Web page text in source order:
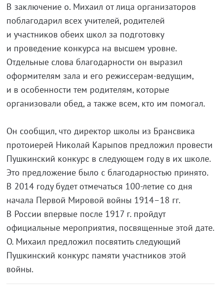
В заключение о. Михаил от лица организаторов
поблагодарил всех учителей, родителей
и участников обеих школ за подготовку
и проведение конкурса на высшем уровне.
Отдельные слова благодарности он выразил
оформителям зала и его режиссерам-ведущим,
и в особенности тем родителям, которые
организовали обед, а также всем, кто им помогал.
Он сообщил, что директор школы из Брансвика
протоиерей Николай Карыпов предложил провести
Пушкинский конкурс в следующем году в их школе.
Это предложение было с благодарностью принято.
В 2014 году будет отмечаться 100-летие со дня
начала Первой Мировой войны 1914–18 гг.
В России впервые после 1917 г. пройдут
официальные мероприятия, посвященные этой дате.
О. Михаил предложил посвятить следующий
Пушкинский конкурс памяти участников этой
войны.